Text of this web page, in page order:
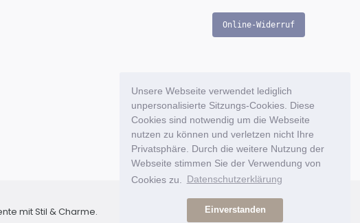
Unsere Webseite verwendet lediglich
unpersonalisierte Sitzungs-Cookies. Diese
Cookies sind notwendig um die Webseite
nutzen zu können und verletzen nicht Ihre
Privatsphäre. Durch die weitere Nutzung der
Webseite stimmen Sie der Verwendung von
Cookies zu.
Datenschutzerklärung
Einverstanden
Online-Widerruf
mit Stil & Charme.